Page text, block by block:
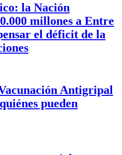
la Nación
millones a Entre
el déficit de la
Antigripal
pueden